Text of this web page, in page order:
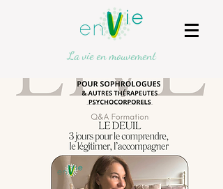
La vie en mouvement